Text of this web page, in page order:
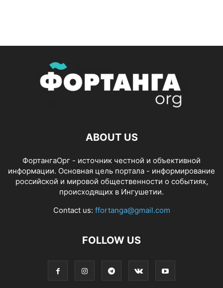
ABOUT US
ФортангаОрг - источник честной и объективной
информации. Основная цель портала - информирование
российской и мировой общественности о событиях,
происходящих в Ингушетии.
Contact us: ffortanga@gmail.com
FOLLOW US